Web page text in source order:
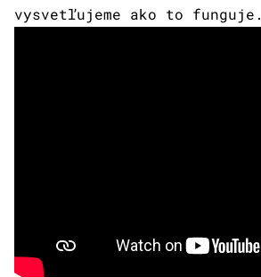
vysvetľujeme ako to funguje.